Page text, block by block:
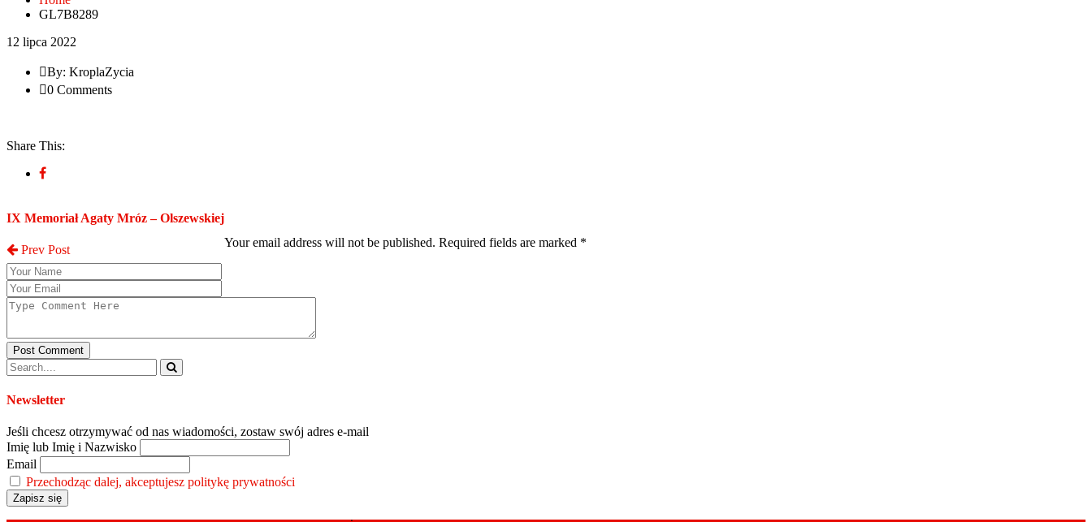
GL7B8289
12 lipca 2022
By: KroplaZycia
0 Comments
Share This:
IX Memoriał Agaty Mróz – Olszewskiej
Prev Post
Your email address will not be published. Required fields are marked *
Post Comment
Newsletter
Jeśli chcesz otrzymywać od nas wiadomości, zostaw swój adres e-mail
Imię lub Imię i Nazwisko
Email
Przechodząc dalej, akceptujesz politykę prywatności